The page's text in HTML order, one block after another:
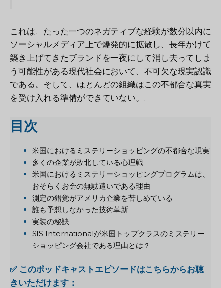
これは、たった一つのネガティブな経験が数分以内に
ソーシャルメディア上で爆発的に拡散し、長年かけて
築き上げてきたブランドを一夜にして消し去ってしま
う可能性がある現代社会において、不可欠な現実認識
である。そして、ほとんどの組織はこの不都合な真実
を受け入れる準備ができていない。.
目次
米国におけるミステリーショッピングの不都合な現実
多くの企業が敗北している心理戦
米国におけるミステリーショッピングプログラムは、
おそらくお金の無駄遣いである理由
測定の錯覚がアメリカ企業を苦しめている
誰も予想しなかった技術革新
実装の秘訣
SIS Internationalが米国トップクラスのミステリー
ショッピング会社である理由とは？
✅ このポッドキャストエピソードはこちらからお聴
きいただけます：